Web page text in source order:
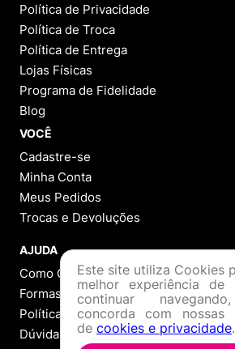
Política de Privacidade
Política de Troca
Política de Entrega
Lojas Físicas
Programa de Fidelidade
Blog
VOCÊ
Cadastre-se
Minha Conta
Meus Pedidos
Trocas e Devoluções
AJUDA
Como Comprar
Formas de Pagamento
Política de Troca
Dúvidas Frequentes
Este site utiliza Cookies
melhor experiência de
continuar
concorda com nossas
de cookies e privacidade.